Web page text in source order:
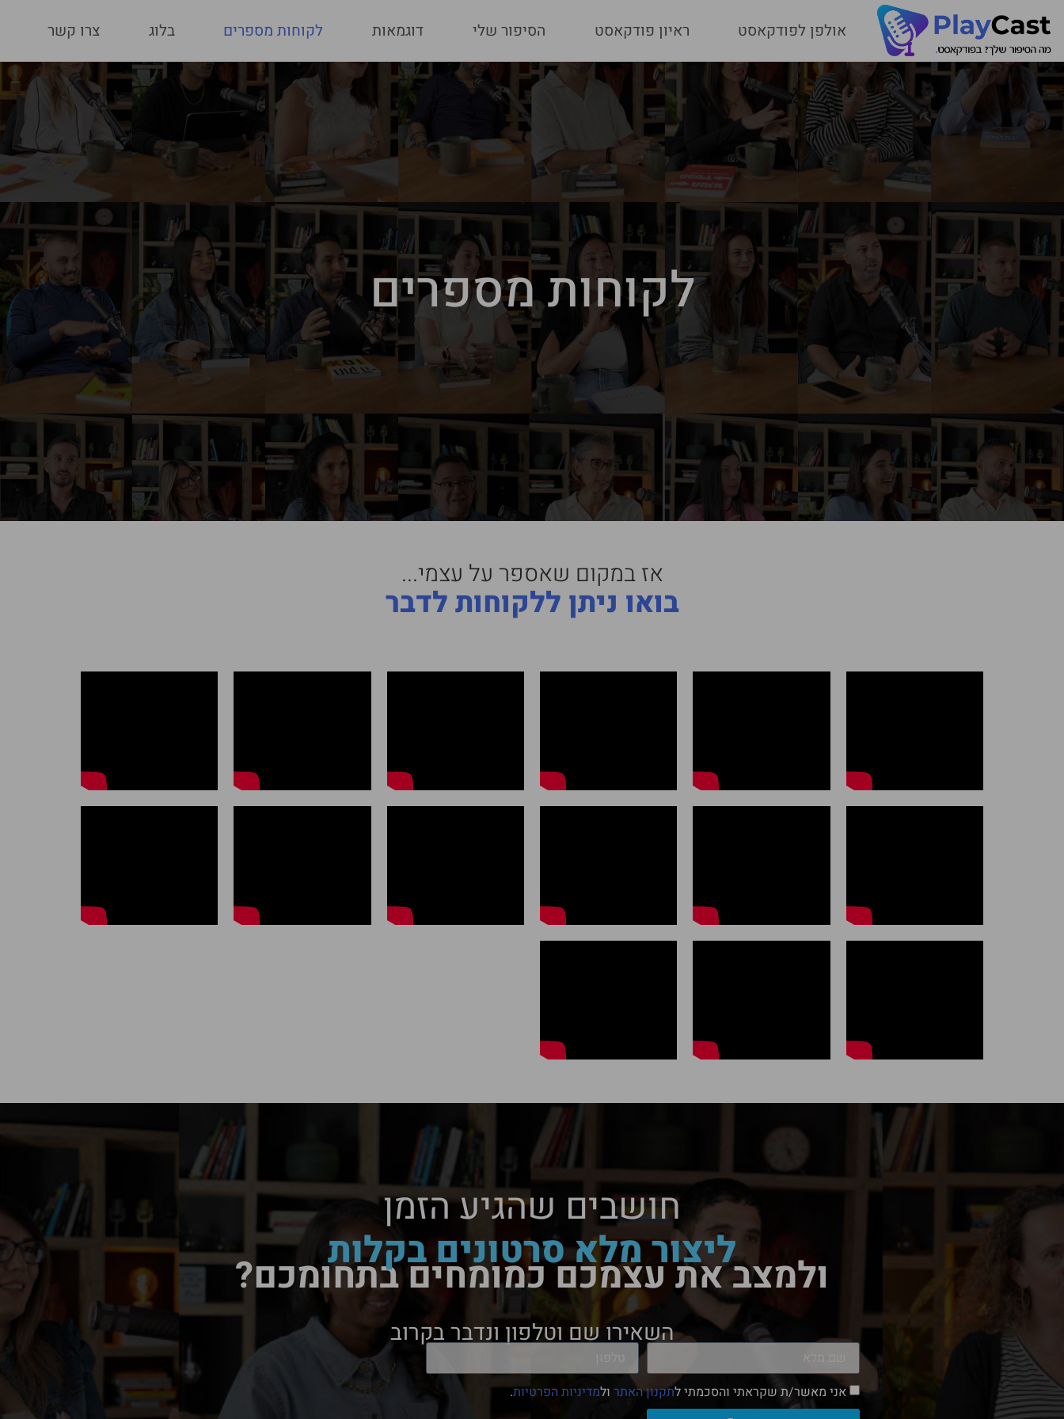
אולפן לפודקאסט ראיון פודקאסט הסיפור שלי דוגמאות לקוחות מספרים בלוג צרו קשר
לקוחות מספרים
אז במקום שאספר על עצמי...
בואו ניתן ללקוחות לדבר
חושבים שהגיע הזמן
ליצור מלא סרטונים בקלות
ולמצב את עצמכם כמומחים בתחומכם?
השאירו שם וטלפון ונדבר בקרוב
אני מאשר/ת שקראתי והסכמתי לתקנון האתר ולמדיניות הפרטיות.